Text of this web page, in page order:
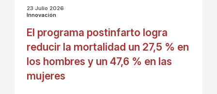
23 Julio 2026
Innovación
El programa postinfarto logra
reducir la mortalidad un 27,5 % en
los hombres y un 47,6 % en las
mujeres